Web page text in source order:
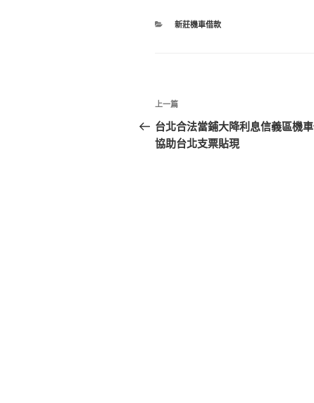
分
新莊機車借款
文
章
導
上
一
篇
上一篇
台北合法當鋪大降利息信義區機
協助台北支票貼現